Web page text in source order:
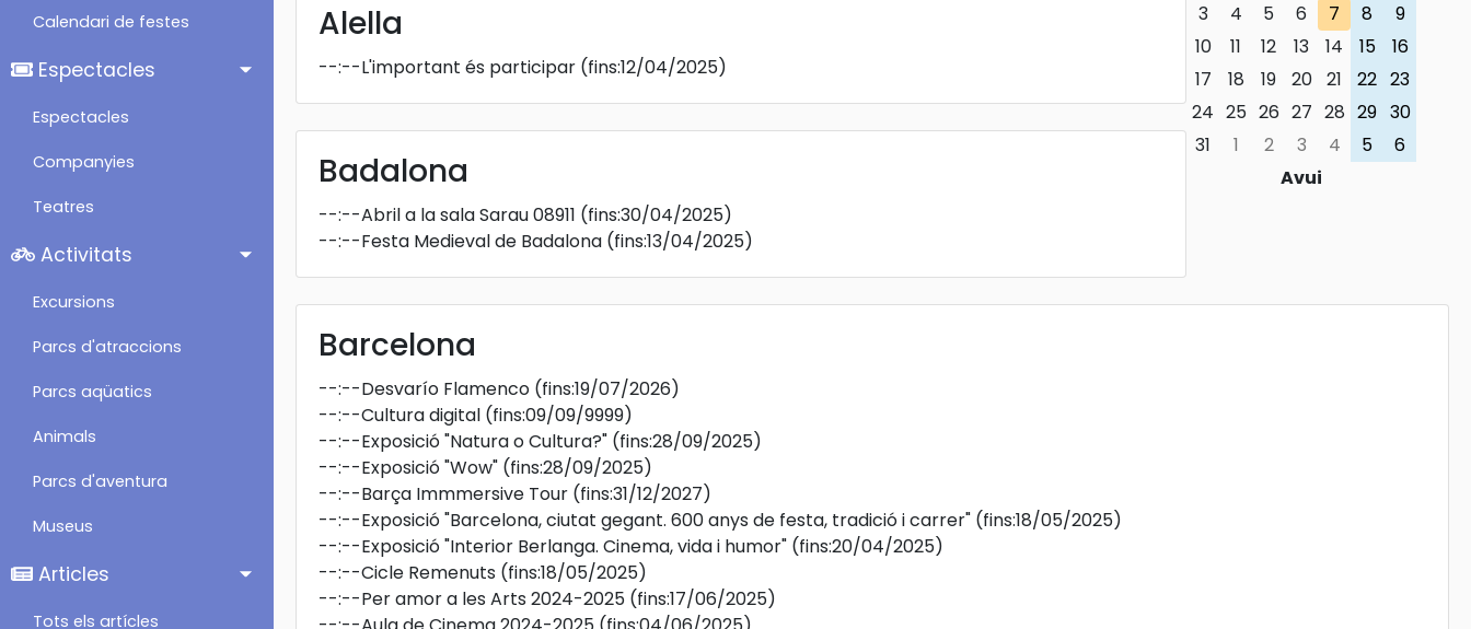
Calendari de festes
Espectacles
Espectacles
Companyies
Teatres
Activitats
Excursions
Parcs d'atraccions
Parcs aqüatics
Animals
Parcs d'aventura
Museus
Articles
Tots els artícles
3
4 5 6 7 8
9
10
11 12 13 14 15
16
17
18 19 20 21 22 23
24 25 26 27 28 29 30
31
1 2 3 4 5
6
Avui
Alella
--:--L'important és participar (fins:12/04/2025)
Badalona
--:--Abril a la sala Sarau 08911 (fins:30/04/2025)
--:--Festa Medieval de Badalona (fins:13/04/2025)
Barcelona
--:--Desvarío Flamenco (fins:19/07/2026)
--:--Cultura digital (fins:09/09/9999)
--:--Exposició "Natura o Cultura?" (fins:28/09/2025)
--:--Exposició "Wow" (fins:28/09/2025)
--:--Barça Immmersive Tour (fins:31/12/2027)
--:--Exposició "Barcelona, ciutat gegant. 600 anys de festa, tradició i carrer" (fins:18/05/2025)
--:--Exposició "Interior Berlanga. Cinema, vida i humor" (fins:20/04/2025)
--:--Cicle Remenuts (fins:18/05/2025)
--:--Per amor a les Arts 2024-2025 (fins:17/06/2025)